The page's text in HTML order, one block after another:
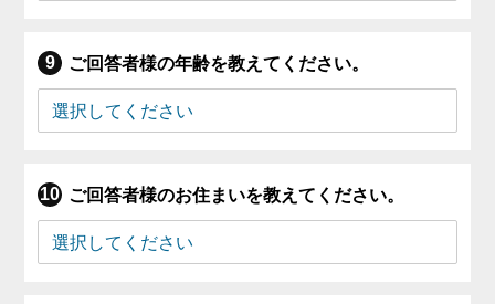
ご回答者様の年齢を教えてください。
ご回答者様のお住まいを教えてください。